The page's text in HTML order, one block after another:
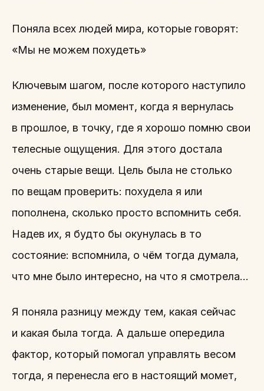
Поняла всех людей мира, которые говорят:
«Мы не можем похудеть»
Ключевым шагом, после которого наступило
изменение, был момент, когда я вернулась
в прошлое, в точку, где я хорошо помню свои
телесные ощущения. Для этого достала
очень старые вещи. Цель была не столько
по вещам проверить: похудела я или
пополнена, сколько просто вспомнить себя.
Надев их, я будто бы окунулась в то
состояние: вспомнила, о чём тогда думала,
что мне было интересно, на что я смотрела…
Я поняла разницу между тем, какая сейчас
и какая была тогда. А дальше опередила
фактор, который помогал управлять весом
тогда, я перенесла его в настоящий момет,